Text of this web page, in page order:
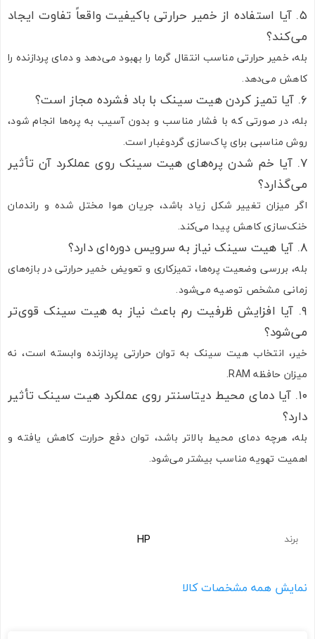
۵. آیا استفاده از خمیر حرارتی باکیفیت واقعاً تفاوت ایجاد
می‌کند؟
بله، خمیر حرارتی مناسب انتقال گرما را بهبود می‌دهد و دمای پردازنده را
کاهش می‌دهد.
۶. آیا تمیز کردن هیت سینک با باد فشرده مجاز است؟
بله، در صورتی که با فشار مناسب و بدون آسیب به پره‌ها انجام شود،
روش مناسبی برای پاک‌سازی گردوغبار است.
۷. آیا خم شدن پره‌های هیت سینک روی عملکرد آن تأثیر
می‌گذارد؟
اگر میزان تغییر شکل زیاد باشد، جریان هوا مختل شده و راندمان
خنک‌سازی کاهش پیدا می‌کند.
۸. آیا هیت سینک نیاز به سرویس دوره‌ای دارد؟
بله، بررسی وضعیت پره‌ها، تمیزکاری و تعویض خمیر حرارتی در بازه‌های
زمانی مشخص توصیه می‌شود.
۹. آیا افزایش ظرفیت رم باعث نیاز به هیت سینک قوی‌تر
می‌شود؟
خیر، انتخاب هیت سینک به توان حرارتی پردازنده وابسته است، نه
میزان حافظه RAM.
۱۰. آیا دمای محیط دیتاسنتر روی عملکرد هیت سینک تأثیر
دارد؟
بله، هرچه دمای محیط بالاتر باشد، توان دفع حرارت کاهش یافته و
اهمیت تهویه مناسب بیشتر می‌شود.
برند HP
نمایش همه مشخصات کالا